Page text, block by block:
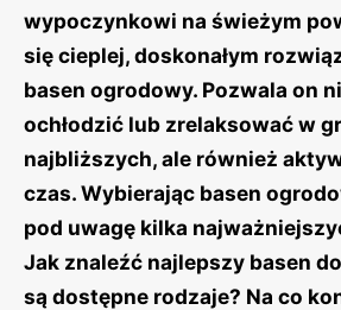
wypoczynkowi na świeżym
się cieplej, doskonałym
basen ogrodowy. Pozwala on
ochłodzić lub zrelaksować w
najbliższych, ale również
czas. Wybierając basen
pod uwagę kilka
Jak znaleźć najlepszy basen
są dostępne rodzaje? Na co